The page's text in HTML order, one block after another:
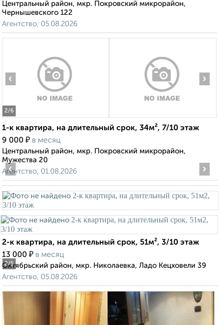
Центральный район, мкр. Покровский микрорайон,
Чернышевского 122
Агентство, 05.08.2026
2/6
‹ ›
1-к квартира, на длительный срок, 34м², 7/10 этаж
9 000 ₽ в месяц
Центральный район, мкр. Покровский микрорайон,
Мужества 20
Агентство, 01.08.2026
2/5
‹ ›
2-к квартира, на длительный срок, 51м², 3/10 этаж
13 000 ₽ в месяц
Октябрьский район, мкр. Николаевка, Ладо Кецховели 39
Агентство, 05.08.2026